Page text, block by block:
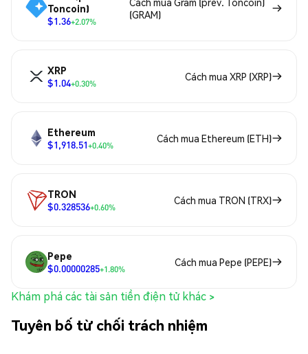
Toncoin)
$1.36+2.07%
(GRAM)
XRP
$1.04+0.30%
Cách mua XRP (XRP)
Ethereum
$1,918.51+0.40%
Cách mua Ethereum (ETH)
TRON
$0.328536+0.60%
Cách mua TRON (TRX)
Pepe
$0.00000285+1.80%
Cách mua Pepe (PEPE)
Khám phá các tài sản tiền điện tử khác >
Tuyên bố từ chối trách nhiệm